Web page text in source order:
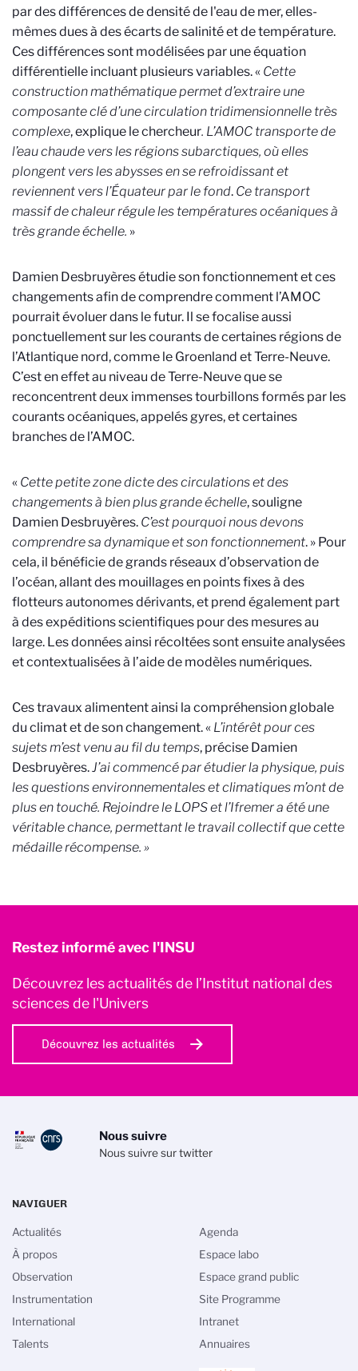
par des différences de densité de l'eau de mer, elles-
mêmes dues à des écarts de salinité et de température.
Ces différences sont modélisées par une équation
différentielle incluant plusieurs variables. « Cette
construction mathématique permet d’extraire une
composante clé d’une circulation tridimensionnelle très
complexe, explique le chercheur. L’AMOC transporte de
l’eau chaude vers les régions subarctiques, où elles
plongent vers les abysses en se refroidissant et
reviennent vers l’Équateur par le fond. Ce transport
massif de chaleur régule les températures océaniques à
très grande échelle. »
Damien Desbruyères étudie son fonctionnement et ces
changements afin de comprendre comment l’AMOC
pourrait évoluer dans le futur. Il se focalise aussi
ponctuellement sur les courants de certaines régions de
l’Atlantique nord, comme le Groenland et Terre-Neuve.
C’est en effet au niveau de Terre-Neuve que se
reconcentrent deux immenses tourbillons formés par les
courants océaniques, appelés gyres, et certaines
branches de l’AMOC.
« Cette petite zone dicte des circulations et des
changements à bien plus grande échelle, souligne
Damien Desbruyères. C’est pourquoi nous devons
comprendre sa dynamique et son fonctionnement. » Pour
cela, il bénéficie de grands réseaux d’observation de
l’océan, allant des mouillages en points fixes à des
flotteurs autonomes dérivants, et prend également part
à des expéditions scientifiques pour des mesures au
large. Les données ainsi récoltées sont ensuite analysées
et contextualisées à l’aide de modèles numériques.
Ces travaux alimentent ainsi la compréhension globale
du climat et de son changement. « L’intérêt pour ces
sujets m’est venu au fil du temps, précise Damien
Desbruyères.J’ai commencé par étudier la physique, puis
les questions environnementales et climatiques m’ont de
plus en touché. Rejoindre le LOPS et l’Ifremer a été une
véritable chance, permettant le travail collectif que cette
médaille récompense. »
Restez informé avec l'INSU
Découvrez les actualités de l’Institut national des
sciences de l'Univers
Découvrez les actualités
Nous suivre
Nous suivre sur twitter
NAVIGUER
Actualités
À propos
Observation
Instrumentation
International
Talents
Agenda
Espace labo
Espace grand public
Site Programme
Intranet
Annuaires